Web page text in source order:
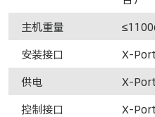
主机重量
安装接口
X-Port
供电
X-Port
控制接口
X-Port